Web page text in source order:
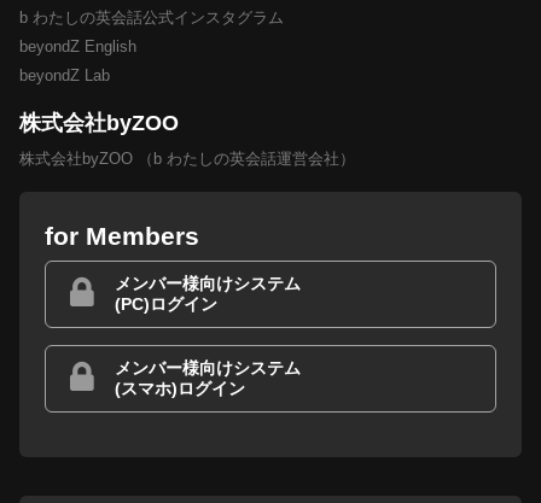
b わたしの英会話公式インスタグラム
beyondZ English
beyondZ Lab
株式会社byZOO
株式会社byZOO （b わたしの英会話運営会社）
for Members
メンバー様向けシステム
(PC)ログイン
メンバー様向けシステム
(スマホ)ログイン